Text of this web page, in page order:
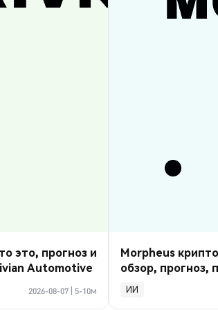
это, прогноз и
Automotive
2026-08-07 5-10м
Morpheus
обзор, прогноз,
2026
ИИ